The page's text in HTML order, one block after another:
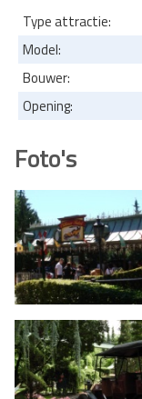
Type attractie:
Model:
Bouwer:
Opening:
Foto's